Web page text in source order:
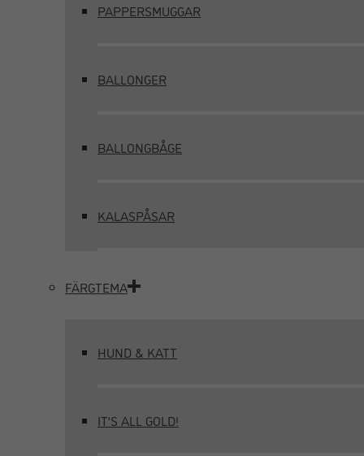
PAPPERSMUGGAR
BALLONGER
BALLONGBÅGE
KALASPÅSAR
FÄRGTEMA
HUND & KATT
IT’S ALL GOLD!